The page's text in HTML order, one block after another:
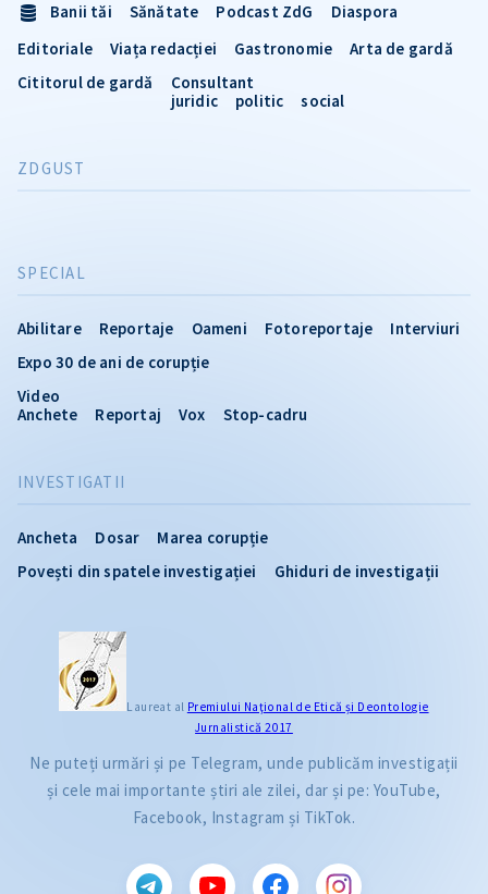
INVESTIGATII
Ancheta Dosar
Marea corupție
Povești din spatele investigației
Ghiduri de investigații
SPECIAL
Abilitare Reportaje Oameni Fotoreportaje
Interviuri
Expo 30 de ani de corupție
Video
Anchete
Reportaj Vox Stop-cadru
Banii tăi Sănătate Podcast ZdG
Diaspora
Editoriale
Viața redacției Gastronomie
Arta de gardă
Cititorul de gardă
Consultant
juridic
politic social
ZDGUST
Laureat al Premiului Naţional de Etică și Deontologie
Jurnalistică 2017
Ne puteți urmări și pe Telegram, unde publicăm investigații
și cele mai importante știri ale zilei, dar și pe: YouTube,
Facebook, Instagram și TikTok.